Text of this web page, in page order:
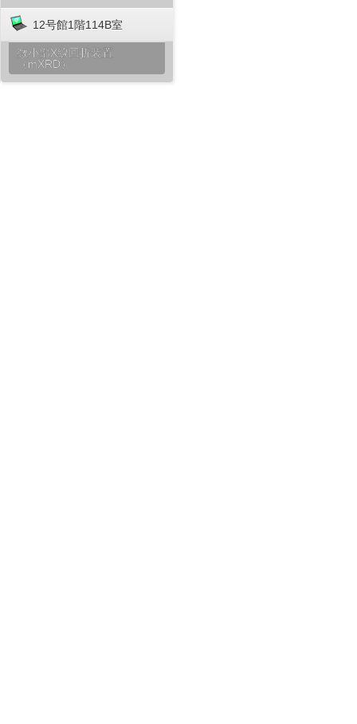
12号館1階114B室
微小部X線回折装置
（mXRD）